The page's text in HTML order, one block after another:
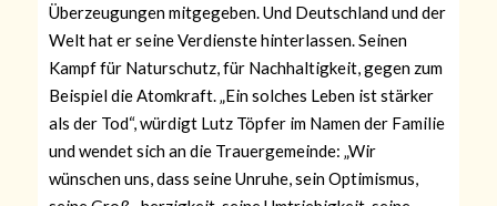
Überzeugungen mitgegeben. Und Deutschland und der
Welt hat er seine Verdienste hinterlassen. Seinen
Kampf für Naturschutz, für Nachhaltigkeit, gegen zum
Beispiel die Atomkraft. „Ein solches Leben ist stärker
als der Tod“, würdigt Lutz Töpfer im Namen der Familie
und wendet sich an die Trauergemeinde: „Wir
wünschen uns, dass seine Unruhe, sein Optimismus,